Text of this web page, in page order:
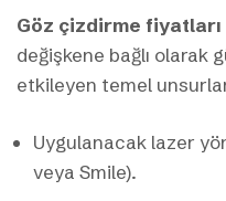
Göz çizdirme fiyatları
değişkene bağlı olarak
etkileyen temel
Uygulanacak lazer
veya Smile).